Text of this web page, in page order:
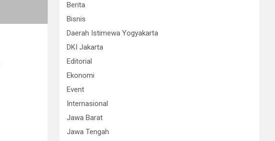
Berita
Bisnis
Daerah Istimewa Yogyakarta
DKI Jakarta
Editorial
Ekonomi
Event
Internasional
Jawa Barat
Jawa Tengah